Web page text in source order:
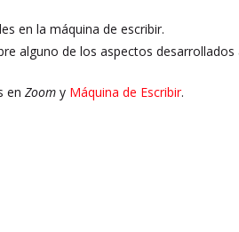
en la máquina de escribir.
alguno de los aspectos
enZoom y Máquina de Escribir.